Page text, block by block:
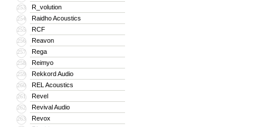
253 R_volution
254 Raidho Acoustics
255 RCF
256 Reavon
257 Rega
258 Reimyo
259 Rekkord Audio
260 REL Acoustics
261 Revel
262 Revival Audio
263 Revox